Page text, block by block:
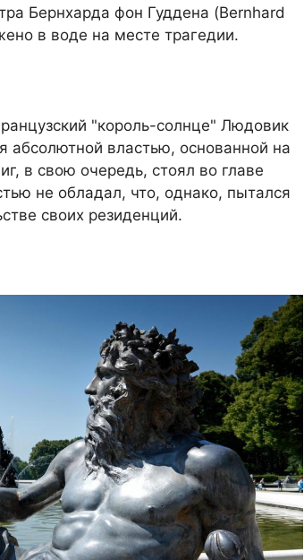
Бернхарда фон Гуддена (Bernhard
в воде на месте трагедии.
"король-солнце" Людовик
абсолютной властью, основанной на
в свою очередь, стоял во главе
не обладал, что, однако, пытался
своих резиденций.